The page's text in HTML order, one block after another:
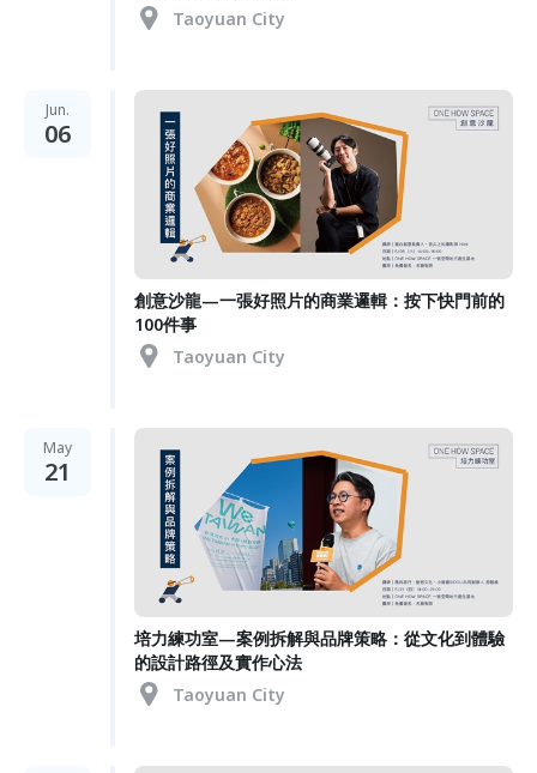
Taoyuan City
Jun.
06
創意沙龍—一張好照片的商業邏輯：按下快門前的
100件事
Taoyuan City
May
21
培力練功室—案例拆解與品牌策略：從文化到體驗
的設計路徑及實作心法
Taoyuan City